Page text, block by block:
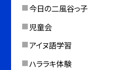
今日の二風谷っ子
児童会
アイヌ語学習
ハララキ体験